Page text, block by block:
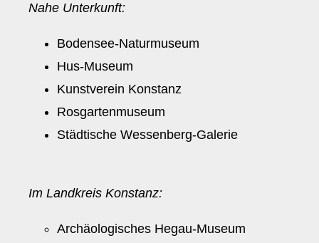
Nahe Unterkunft:
Bodensee-Naturmuseum
Hus-Museum
Kunstverein Konstanz
Rosgartenmuseum
Städtische Wessenberg-Galerie
Im Landkreis Konstanz:
Archäologisches Hegau-Museum